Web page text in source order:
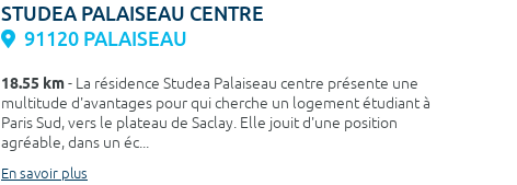
STUDEA PALAISEAU CENTRE
91120 PALAISEAU
18.55 km- La résidence Studea Palaiseau centre présente une
multitude d'avantages pour qui cherche un logement étudiant à
Paris Sud, vers le plateau de Saclay. Elle jouit d'une position
agréable, dans un éc...
En savoir plus